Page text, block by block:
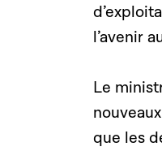
l’avenir
Le
que les